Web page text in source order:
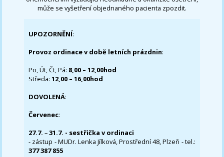
může se vyšetření objednaného pacienta zpozdit.
UPOZORNĚNÍ:
Provoz ordinace v době letních prázdnin:
Po, Út, Čt, Pá: 8,00 – 12,00hod
Středa:12,00 – 16,00hod
DOVOLENÁ:
Červenec:
27.7.–31.7. - sestřička v ordinaci
- zástup - MUDr. Lenka Jílková, Prostřední 48, Plzeň - tel.:
377 387 855